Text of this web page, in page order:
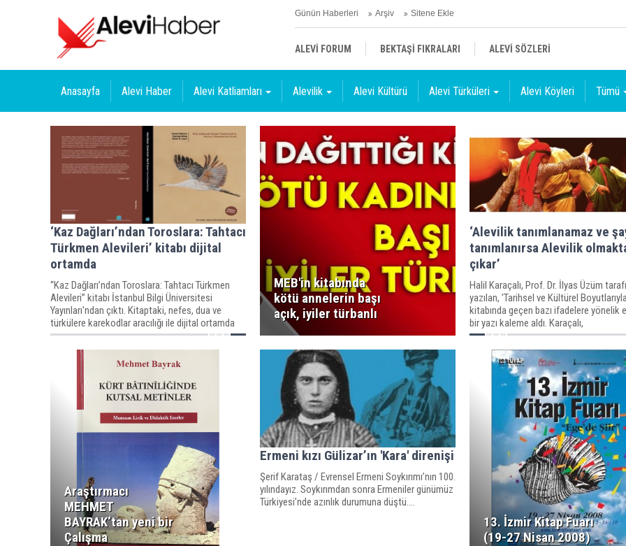
Günün Haberleri Arşiv Sitene Ekle
ALEVİ FORUM BEKTAŞİ FIKRALARI ALEVİ SÖZLERİ
Anasayfa Alevi Haber Alevi Katliamları Alevilik Alevi Kültürü Alevi Türküleri Alevi Köyleri Tümü
‘Kaz Dağları’ndan Toroslara: Tahtacı
Türkmen Alevileri’ kitabı dijital
ortamda
“Kaz Dağları’ndan Toroslara: Tahtacı Türkmen
Alevileri” kitabı İstanbul Bilgi Üniversitesi
Yayınları'ndan çıktı. Kitaptaki, nefes, dua ve
türkülere karekodlar aracılığı ile dijital ortamda
da erişilebilecek. Amed Gökçen, Bade N. Çayır ve
Zeynep Altop'un
MEB'in kitabında
kötü annelerin başı
açık, iyiler türbanlı
‘Alevilik tanımlanamaz ve
tanımlanırsa Alevilik
çıkar’
Halil Karaçalı, Prof. Dr. İlyas Üzüm
yazılan, 'Tarihsel ve Kültürel
kitabında geçen bazı ifadelere yönelik
bir yazı kaleme aldı. Karaçalı,
Araştırmacı
MEHMET
BAYRAK‘tan yeni bir
Çalışma
Ermeni kızı Gülizar’ın 'Kara' direnişi
Şerif Karataş / Evrensel Ermeni Soykırımı’nın 100.
yılındayız. Soykırımdan sonra Ermeniler günümüz
Türkiyesi’nde azınlık durumuna düştü....
13. İzmir Kitap Fuarı
(19-27 Nisan 2008)